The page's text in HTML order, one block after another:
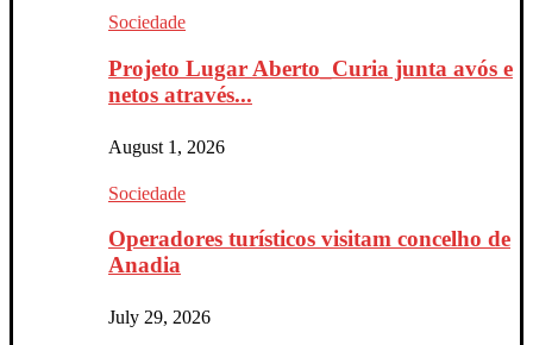
Sociedade
Projeto Lugar Aberto_Curia junta avós e
netos através...
August 1, 2026
Sociedade
Operadores turísticos visitam concelho de
Anadia
July 29, 2026